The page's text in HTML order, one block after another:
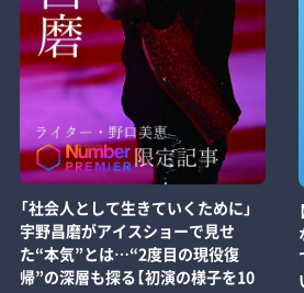
「社会人として生きていくために」
宇野昌磨がアイスショーで見せ
た“本気”とは…“2度目の現役復
帰”の深層も探る【初演の様子を10